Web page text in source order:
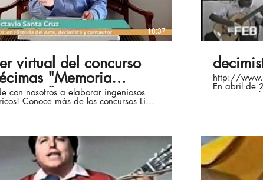
18:37
virtual del concurso
"Memoria
con nosotros a elaborar ingeniosos
Conoce más de los concursos Lima
► bit.ly/DescubreLima-
http://
En abril de
sustentó
http://
/http://
/http://
Contactos en: